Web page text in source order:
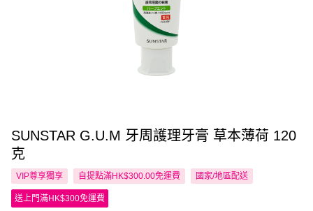
SUNSTAR G.U.M 牙周護理牙膏 草本薄荷 120
克
VIP尊享獨享 自提點滿HK$300.00免運費 國家/地區配送
送上門滿HK$300免運費